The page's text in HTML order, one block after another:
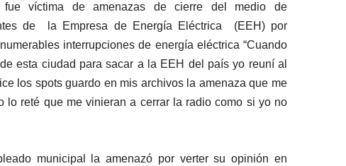
fue víctima de amenazas de cierre del medio de
de la Empresa de Energía Eléctrica (EEH) por
interrupciones de energía eléctrica “Cuando
esta ciudad para sacar a la EEH del país yo reuní al
los spots guardo en mis archivos la amenaza que me
lo reté que me vinieran a cerrar la radio como si yo no
municipal la amenazó por verter su opinión en